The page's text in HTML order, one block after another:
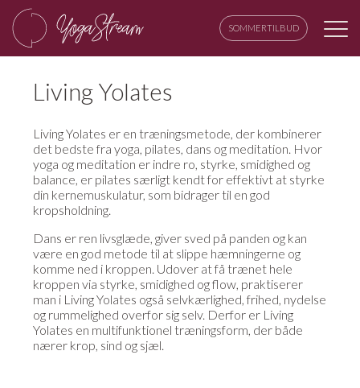
SOMMERTILBUD
Living Yolates
Living Yolates er en træningsmetode, der kombinerer
det bedste fra yoga, pilates, dans og meditation. Hvor
yoga og meditation er indre ro, styrke, smidighed og
balance, er pilates særligt kendt for effektivt at styrke
din kernemuskulatur, som bidrager til en god
kropsholdning.
Dans er ren livsglæde, giver sved på panden og kan
være en god metode til at slippe hæmningerne og
komme ned i kroppen. Udover at få trænet hele
kroppen via styrke, smidighed og flow, praktiserer
man i Living Yolates også selvkærlighed, frihed, nydelse
og rummelighed overfor sig selv. Derfor er Living
Yolates en multifunktionel træningsform, der både
nærer krop, sind og sjæl.